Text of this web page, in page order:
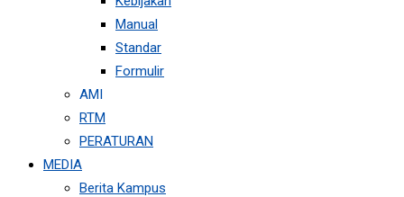
Manual
Standar
Formulir
AMI
RTM
PERATURAN
MEDIA
Berita Kampus